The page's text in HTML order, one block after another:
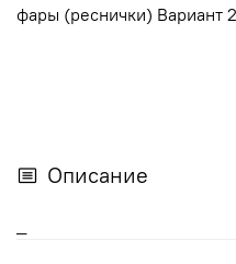
фары (реснички) Вариант
Описание